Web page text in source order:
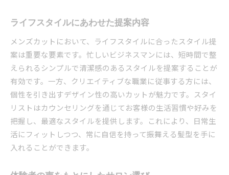
ライフスタイルにあわせた提案内容
メンズカットにおいて、ライフスタイルに合ったスタイル提
案は重要な要素です。忙しいビジネスマンには、短時間で整
えられるシンプルで清潔感のあるスタイルを提案することが
有効です。一方、クリエイティブな職業に従事する方には、
個性を引き出すデザイン性の高いカットが魅力です。スタイ
リストはカウンセリングを通じてお客様の生活習慣や好みを
把握し、最適なスタイルを提供します。これにより、日常生
活にフィットしつつ、常に自信を持って振舞える髪型を手に
入れることができます。